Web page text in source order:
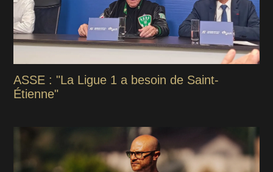
ASSE : "La Ligue 1 a besoin de Saint-
Étienne"